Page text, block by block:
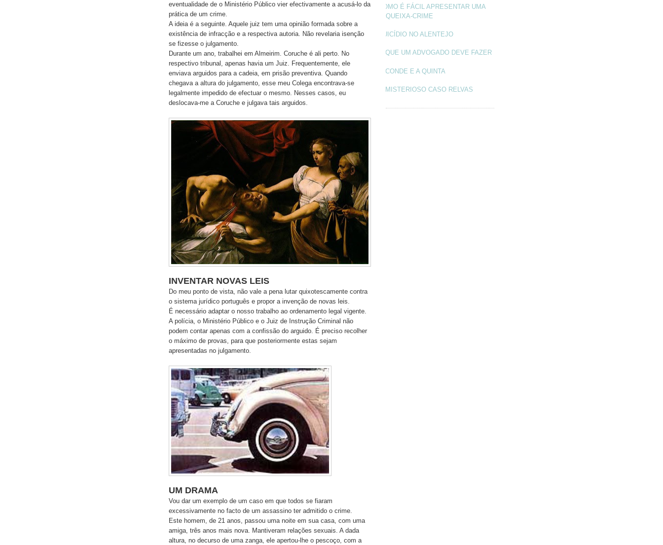
eventualidade de o Ministério Público vier efectivamente a acusá-lo da
prática de um crime.
A ideia é a seguinte. Aquele juiz tem uma opinião formada sobre a
existência de infracção e a respectiva autoria. Não revelaria isenção
se fizesse o julgamento.
Durante um ano, trabalhei em Almeirim. Coruche é ali perto. No
respectivo tribunal, apenas havia um Juiz. Frequentemente, ele
enviava arguidos para a cadeia, em prisão preventiva. Quando
chegava a altura do julgamento, esse meu Colega encontrava-se
legalmente impedido de efectuar o mesmo. Nesses casos, eu
deslocava-me a Coruche e julgava tais arguidos.
INVENTAR NOVAS LEIS
Do meu ponto de vista, não vale a pena lutar quixotescamente contra
o sistema jurídico português e propor a invenção de novas leis.
É necessário adaptar o nosso trabalho ao ordenamento legal vigente.
A polícia, o Ministério Público e o Juiz de Instrução Criminal não
podem contar apenas com a confissão do arguido. É preciso recolher
o máximo de provas, para que posteriormente estas sejam
apresentadas no julgamento.
UM DRAMA
Vou dar um exemplo de um caso em que todos se fiaram
excessivamente no facto de um assassino ter admitido o crime.
Este homem, de 21 anos, passou uma noite em sua casa, com uma
amiga, três anos mais nova. Mantiveram relações sexuais. A dada
altura, no decurso de uma zanga, ele apertou-lhe o pescoço, com a
COMO É FÁCIL APRESENTAR UMA
QUEIXA-CRIME
SUICÍDIO NO ALENTEJO
O QUE UM ADVOGADO DEVE FAZER
O CONDE E A QUINTA
O MISTERIOSO CASO RELVAS